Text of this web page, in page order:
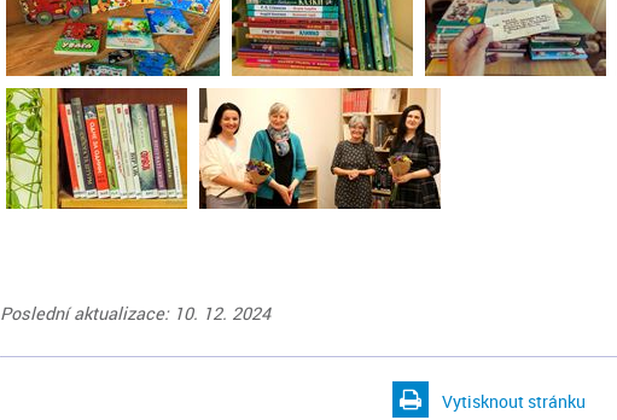
Poslední aktualizace: 10. 12. 2024
Vytisknout stránku